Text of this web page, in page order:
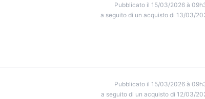
Pubblicato il 15/03/2026 à
a seguito di un acquisto di 13/03/
Pubblicato il 15/03/2026 à
a seguito di un acquisto di 12/03/